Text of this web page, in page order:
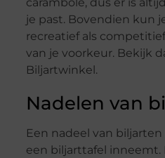
je past. Bovendien kun
recreatief als
van je voorkeur. Bekijk
Biljartwinkel.
Nadelen van
Een nadeel van
een biljarttafel